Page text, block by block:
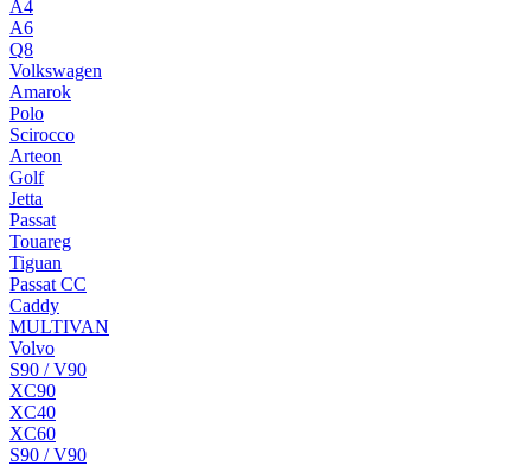
A4
A6
Q8
Volkswagen
Amarok
Polo
Scirocco
Arteon
Golf
Jetta
Passat
Touareg
Tiguan
Passat CC
Caddy
MULTIVAN
Volvo
S90 / V90
XC90
XC40
XC60
S90 / V90